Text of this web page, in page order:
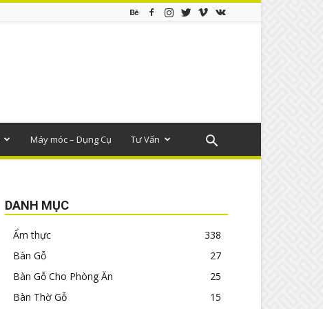
Máy móc – Dụng Cụ Tư Vấn
DANH MỤC
Ẩm thực
338
Bàn Gỗ
27
Bàn Gỗ Cho Phòng Ăn
25
Bàn Thờ Gỗ
15